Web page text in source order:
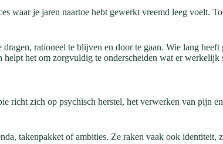
waar je jaren naartoe hebt gewerkt vreemd leeg voelt.
rationeel te blijven en door te gaan. Wie lang
het om zorgvuldig te onderscheiden wat er werkelijk
zich op psychisch herstel, het verwerken van pijn
takenpakket of ambities. Ze raken vaak ook identiteit,